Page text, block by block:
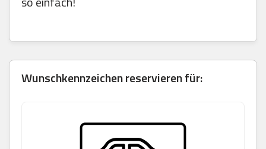
Wunschkennzeichen reservieren für: